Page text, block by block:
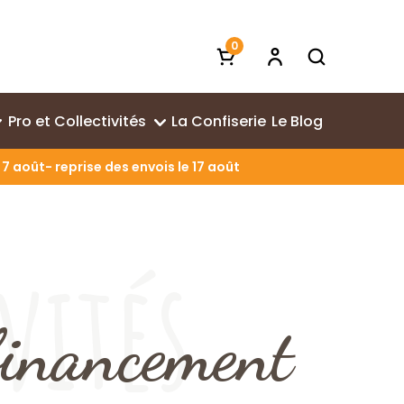
0
Pro et Collectivités La Confiserie Le Blog
7 août- reprise des envois le 17 août